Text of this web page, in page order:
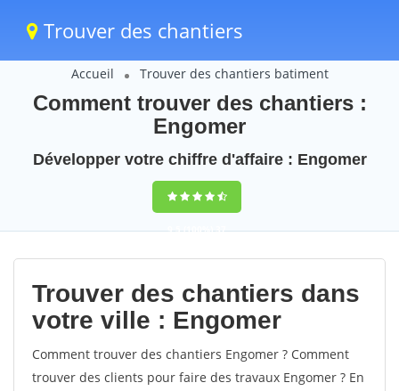
Trouver des chantiers
Accueil Trouver des chantiers batiment
Comment trouver des chantiers :
Engomer
Développer votre chiffre d'affaire : Engomer
9,5(100%)37
votes
Trouver des chantiers dans
votre ville : Engomer
Comment trouver des chantiers Engomer ? Comment
trouver des clients pour faire des travaux Engomer ? En